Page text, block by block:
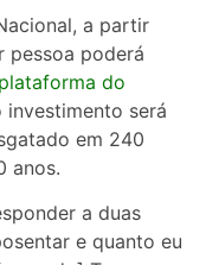
a partir
pessoa poderá
plataforma do
investimento será
em 240
anos.
a duas
e quanto eu